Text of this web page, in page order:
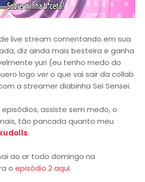
live stream comentando em sua
diz ainda mais besteira e ganha
yuri (eu tenho medo do
logo ver o que vai sair da collab
a streamer diabinha Sei Sensei.
assiste sem medo, o
tão pancada quanto meu
.
ao ar todo domingo na
o episódio 2 aqui.